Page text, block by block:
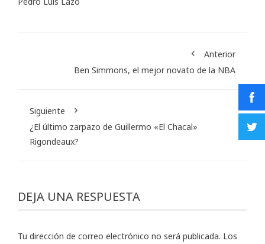
Anterior
Ben Simmons, el mejor novato de la NBA
Siguiente
¿El último zarpazo de Guillermo «El Chacal»
Rigondeaux?
DEJA UNA RESPUESTA
Tu dirección de correo electrónico no será publicada. Los